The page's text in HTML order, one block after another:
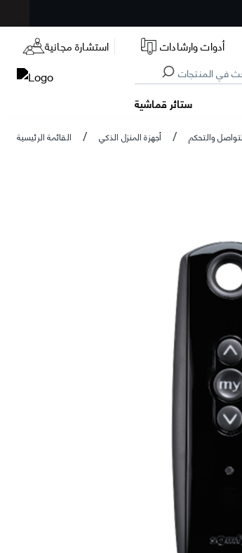
استشارة مجانية أدوات وارشادات
ستائر قماشية
القائمة الرئيسية / أجهزة المنزل الذكي / والتحكم